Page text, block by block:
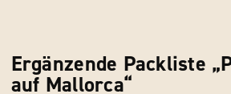
Ergänzende Packliste
auf Mallorca“